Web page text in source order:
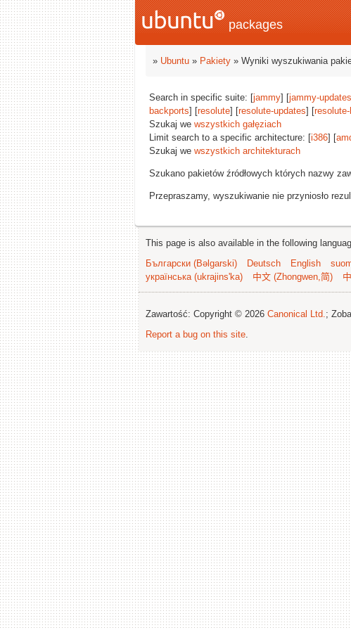
packages
» Ubuntu » Pakiety » Wyniki wyszukiwania
Search in specific suite: [jammy] [jammy-updates
backports] [resolute] [resolute-updates] [
Szukaj we wszystkich gałęziach
Limit search to a specific architecture: [i386] [
Szukaj we wszystkich architekturach
Szukano pakietów źródłowych których nazwy
Przepraszamy, wyszukiwanie nie przyniosło
This page is also available in the following
Български (Bəlgarski)
Deutsch English
українська (ukrajins'ka)
中文 (Zhongwen,简)
Zawartość: Copyright © 2026 Canonical Ltd.;
Report a bug on this site.